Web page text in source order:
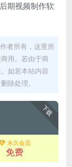
期视频制作软
者所有，这里所
用。若由于商
如若本站内容
除处理。
下载
永久会员
免费